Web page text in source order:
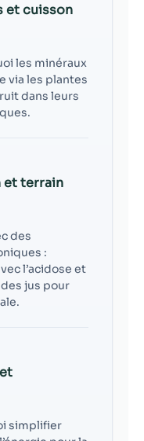
et cuisson
les minéraux
via les plantes
dans leurs
et terrain
des
:
l’acidose et
jus pour
simplifier